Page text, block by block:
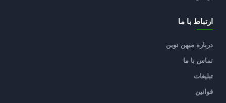
ارتباط با ما
درباره میهن نوین
تماس با ما
تبلیغات
قوانین